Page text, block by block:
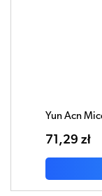
Yun Acn
71,29 zł